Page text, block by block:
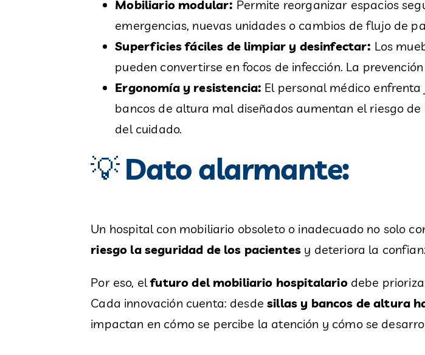
Mobiliario modular: Permite reorganizar espacios
emergencias, nuevas unidades o cambios de flujo de
Superficies fáciles de limpiar y desinfectar: Los
pueden convertirse en focos de infección. La
Ergonomía y resistencia: El personal médico
bancos de altura mal diseñados aumentan el riesgo
del cuidado.
💡Dato alarmante:
Un hospital con mobiliario obsoleto o inadecuado no solo
riesgo la seguridad de los pacientes y deteriora la
Por eso, elfuturo del mobiliario hospitalariodebe
Cada innovación cuenta: desdesillas y bancos de altura
impactan en cómo se percibe la atención y cómo se